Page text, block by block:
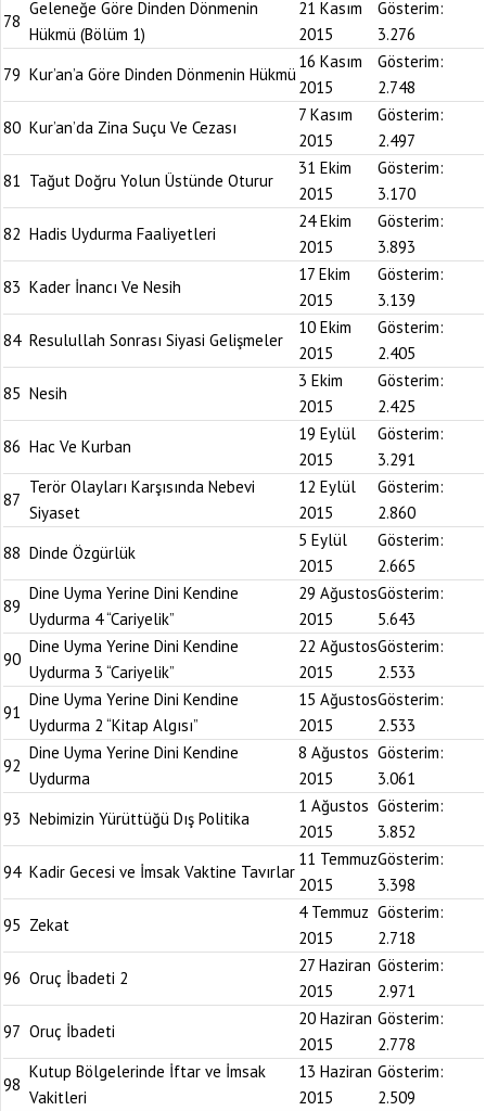
78
Geleneğe Göre Dinden Dönmenin
Hükmü (Bölüm 1)
21 Kasım
2015
Gösterim:
3.276
79 Kur’an’a Göre Dinden Dönmenin Hükmü
16 Kasım
2015
Gösterim:
2.748
80 Kur’an’da Zina Suçu Ve Cezası
7 Kasım
2015
Gösterim:
2.497
81 Tağut Doğru Yolun Üstünde Oturur
31 Ekim
2015
Gösterim:
3.170
82 Hadis Uydurma Faaliyetleri
24 Ekim
2015
Gösterim:
3.893
83 Kader İnancı Ve Nesih
17 Ekim
2015
Gösterim:
3.139
84 Resulullah Sonrası Siyasi Gelişmeler
10 Ekim
2015
Gösterim:
2.405
85 Nesih
3 Ekim
2015
Gösterim:
2.425
86 Hac Ve Kurban
19 Eylül
2015
Gösterim:
3.291
87
Terör Olayları Karşısında Nebevi
Siyaset
12 Eylül
2015
Gösterim:
2.860
88 Dinde Özgürlük
5 Eylül
2015
Gösterim:
2.665
89
Dine Uyma Yerine Dini Kendine
Uydurma 4 “Cariyelik”
29 Ağustos
2015
Gösterim:
5.643
90
Dine Uyma Yerine Dini Kendine
Uydurma 3 “Cariyelik”
22 Ağustos
2015
Gösterim:
2.533
91
Dine Uyma Yerine Dini Kendine
Uydurma 2 “Kitap Algısı”
15 Ağustos
2015
Gösterim:
2.533
92
Dine Uyma Yerine Dini Kendine
Uydurma
8 Ağustos
2015
Gösterim:
3.061
93 Nebimizin Yürüttüğü Dış Politika
1 Ağustos
2015
Gösterim:
3.852
94 Kadir Gecesi ve İmsak Vaktine Tavırlar
11 Temmuz
2015
Gösterim:
3.398
95 Zekat
4 Temmuz
2015
Gösterim:
2.718
96 Oruç İbadeti 2
27 Haziran
2015
Gösterim:
2.971
97 Oruç İbadeti
20 Haziran
2015
Gösterim:
2.778
98
Kutup Bölgelerinde İftar ve İmsak
Vakitleri
13 Haziran
2015
Gösterim:
2.509